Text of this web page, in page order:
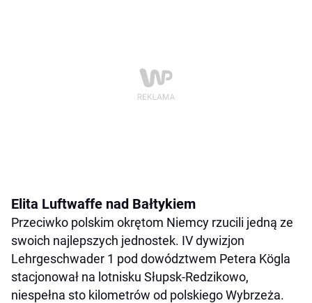
Elita Luftwaffe nad Bałtykiem
Przeciwko polskim okrętom Niemcy rzucili jedną ze
swoich najlepszych jednostek. IV dywizjon
Lehrgeschwader 1 pod dowództwem Petera Kögla
stacjonował na lotnisku Słupsk-Redzikowo,
niespełna sto kilometrów od polskiego Wybrzeża.